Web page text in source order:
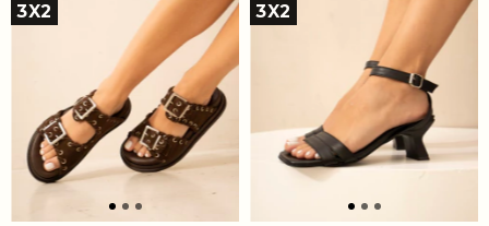
3X2 3X2